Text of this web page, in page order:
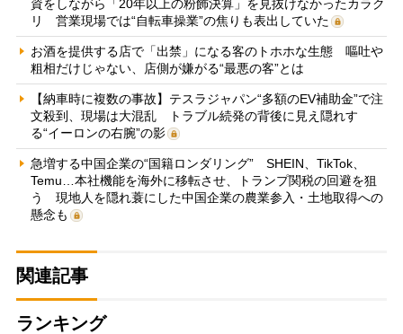
資をしながら「20年以上の粉飾決算」を見抜けなかったカラク
リ 営業現場では“自転車操業”の焦りも表出していた
お酒を提供する店で「出禁」になる客のトホホな生態 嘔吐や
粗相だけじゃない、店側が嫌がる“最悪の客”とは
【納車時に複数の事故】テスラジャパン“多額のEV補助金”で注
文殺到、現場は大混乱 トラブル続発の背後に見え隠れす
る“イーロンの右腕”の影
急増する中国企業の“国籍ロンダリング” SHEIN、TikTok、
Temu…本社機能を海外に移転させ、トランプ関税の回避を狙
う 現地人を隠れ蓑にした中国企業の農業参入・土地取得への
懸念も
関連記事
ランキング